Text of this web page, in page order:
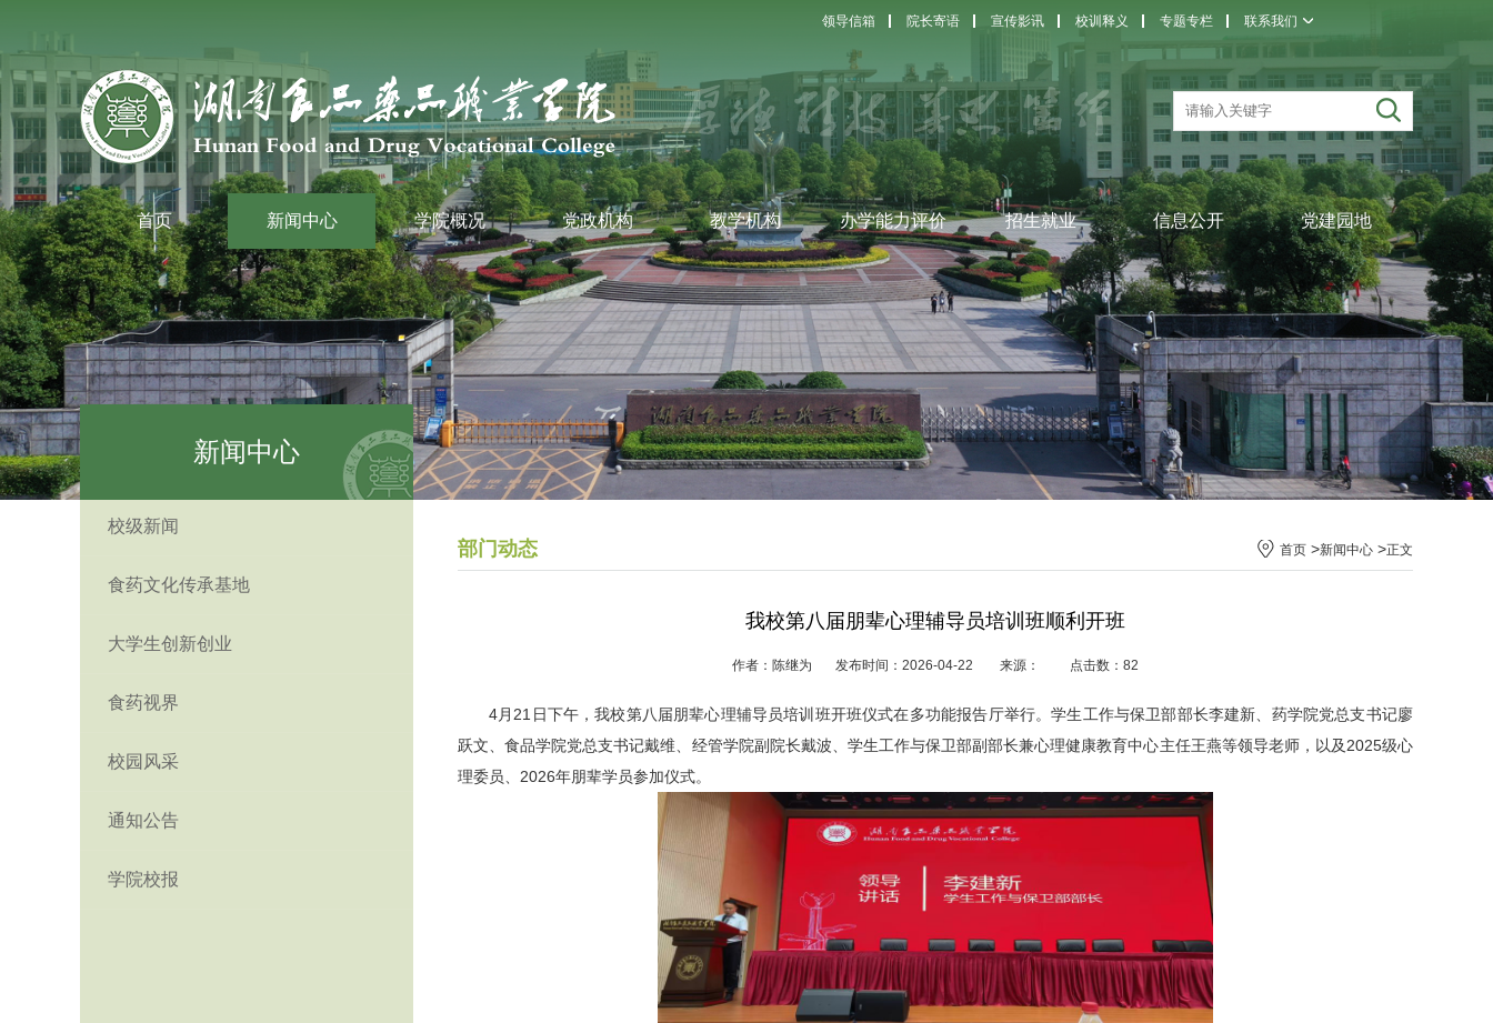
领导信箱 院长寄语 宣传影讯 校训释义 专题专栏 联系我们
首页 新闻中心 学院概况 党政机构 教学机构 办学能力评价 招生就业 信息公开 党建园地
新闻中心
校级新闻
食药文化传承基地
大学生创新创业
食药视界
校园风采
通知公告
学院校报
部门动态 首页 >新闻中心 >正文
我校第八届朋辈心理辅导员培训班顺利开班
作者：陈继为 发布时间：2026-04-22 来源： 点击数： 82
4月21日下午，我校第八届朋辈心理辅导员培训班开班仪式在多功能报告厅举行。学生工作与保卫部部长李建新、药学院党总支书记廖
跃文、食品学院党总支书记戴维、经管学院副院长戴波、学生工作与保卫部副部长兼心理健康教育中心主任王燕等领导老师，以及2025级心
理委员、2026年朋辈学员参加仪式。